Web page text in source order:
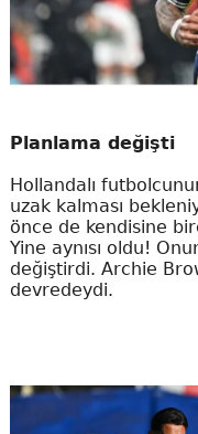
Planlama değişti
Hollandalı
uzak kalması
önce de kendisine
Yine aynısı oldu!
değiştirdi. Archie
devredeydi.